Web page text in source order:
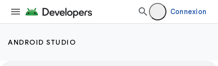
Connexion
ANDROID STUDIO